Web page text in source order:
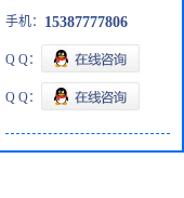
37-3
手机： 15387777806
Q Q：
Q Q：